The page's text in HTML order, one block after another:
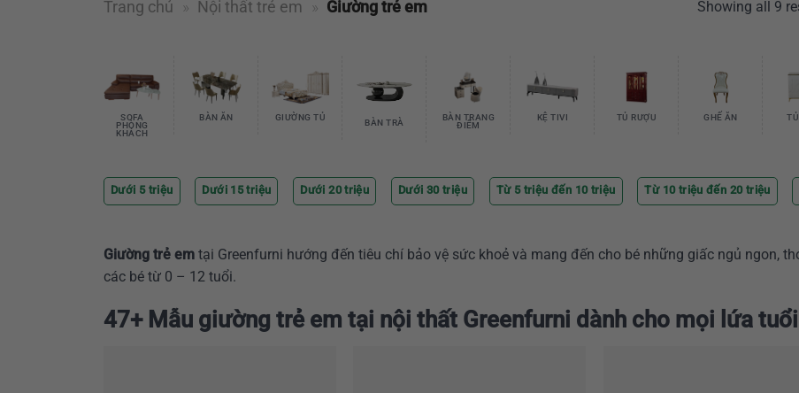
Trang chủ » Nội thất trẻ em » Giường trẻ em Showing all 9
SOFA
PHÒNG
KHÁCH
BÀN ĂN GIƯỜNG TỦ
BÀN TRÀ
BÀN TRANG
ĐIỂM
KỆ TIVI TỦ RƯỢU GHẾ ĂN
Dưới 5 triệu Dưới 15 triệu Dưới 20 triệu Dưới 30 triệu Từ 5 triệu đến 10 triệu Từ 10 triệu đến 20 triệu
Giường trẻ em tại Greenfurni hướng đến tiêu chí bảo vệ sức khoẻ và mang đến cho bé những giấc ngủ ngon,
các bé từ 0 – 12 tuổi.
47+ Mẫu giường trẻ em tại nội thất Greenfurni dành cho mọi lứa tuổi